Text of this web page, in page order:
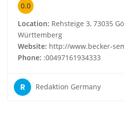
0.0
Location: Rehsteige 3, 73035
Württemberg
Website: http://www.becker-
Phone: :00497161934333
R Redaktion Germany